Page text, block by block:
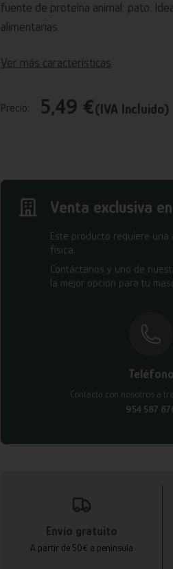
fuente de proteína animal: pato.
alimentarias.
Ver más características
Precio: 5,49 €(IVA Incluido)
Venta exclusiva
Este producto requiere
física.
Contáctanos y uno de
la mejor opción para tu
Teléfono
Contacta con nosotros a
954 587
Envío gratuito
A partir de 50€ a península